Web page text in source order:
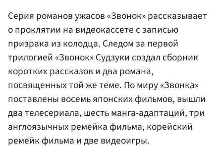
Серия романов ужасов «Звонок» рассказывает
о проклятии на видеокассете с записью
призрака из колодца. Следом за первой
трилогией «Звонок» Судзуки создал сборник
коротких рассказов и два романа,
посвященных той же теме. По миру «Звонка»
поставлены восемь японских фильмов, вышли
два телесериала, шесть манга-адаптаций, три
англоязычных ремейка фильма, корейский
ремейк фильма и две видеоигры.